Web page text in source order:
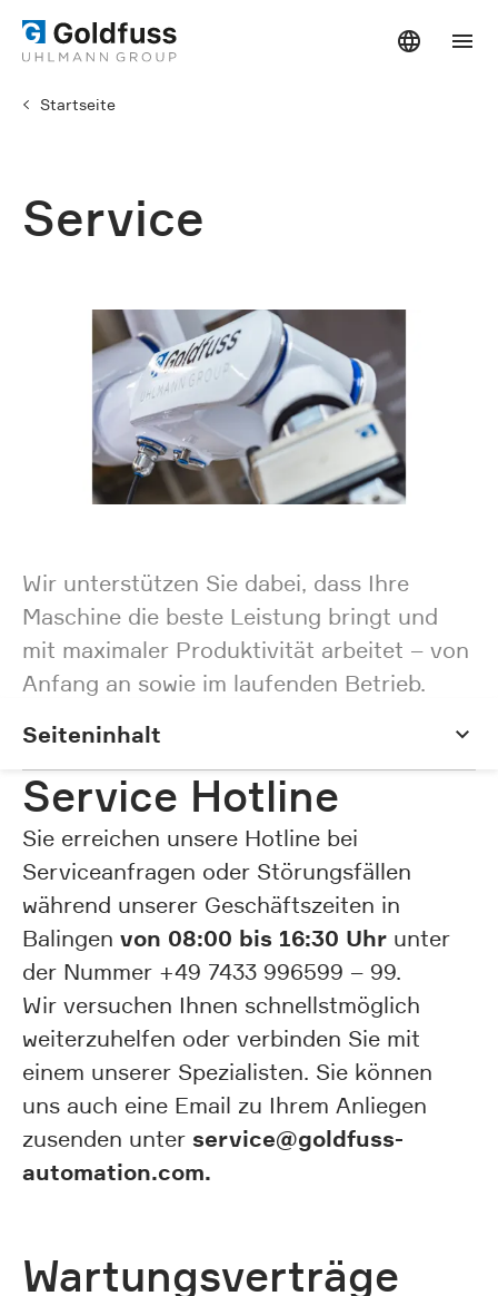
Startseite
Service
Wir unterstützen Sie dabei, dass Ihre
Maschine die beste Leistung bringt und
mit maximaler Produktivität arbeitet – von
Anfang an sowie im laufenden Betrieb.
Seiteninhalt
Service Hotline
Sie erreichen unsere Hotline bei
Serviceanfragen oder Störungsfällen
während unserer Geschäftszeiten in
Balingen von 08:00 bis 16:30 Uhr unter
der Nummer +49 7433 996599 – 99.
Wir versuchen Ihnen schnellstmöglich
weiterzuhelfen oder verbinden Sie mit
einem unserer Spezialisten. Sie können
uns auch eine Email zu Ihrem Anliegen
zusenden unter service@goldfuss-
automation.com.
Wartungsverträge